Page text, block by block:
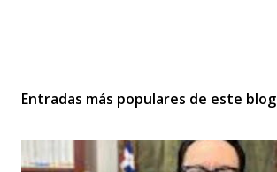
Entradas más populares de este blog